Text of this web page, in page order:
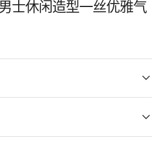
士休闲造型一丝优雅气